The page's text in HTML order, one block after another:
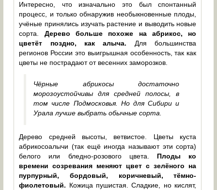
Интересно, что изначально это был спонтанный
процесс, и только обнаружив необыкновенные плоды,
учёные принялись изучать растение и выводить новые
сорта. Дерево больше похоже на абрикос, но
цветёт поздно, как алыча. Для большинства
регионов России это выигрышная особенность, так как
цветы не пострадают от весенних заморозков.
Чёрные абрикосы достаточно
морозоустойчивы для средней полосы, в
том числе Подмосковья. Но для Сибири и
Урала лучше выбрать обычные сорта.
Дерево средней высоты, ветвистое. Цветы куста
абрикосоалычи (так ещё иногда называют эти сорта)
белого или бледно-розового цвета. Плоды ко
времени созревания меняют цвет с зелёного на
пурпурный, бордовый, коричневый, тёмно-
фиолетовый. Кожица пушистая. Сладкие, но кислят,